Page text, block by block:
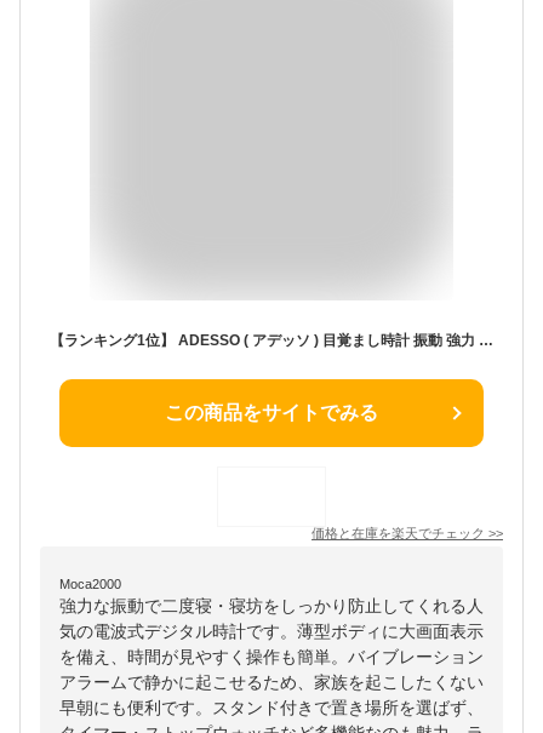
【ランキング1位】 ADESSO ( アデッソ ) 目覚まし時計 振動 強力 二度寝・寝坊防止 ブルブルクラッシュ 薄型 デジタル 大画面 電波時計 電波式 スタンド タイマー ストップウォッチ バイブレーション アラーム めざまし時計 割引
この商品をサイトでみる
価格と在庫を楽天でチェック >>
Moca2000
強力な振動で二度寝・寝坊をしっかり防止してくれる人
気の電波式デジタル時計です。薄型ボディに大画面表示
を備え、時間が見やすく操作も簡単。バイブレーション
アラームで静かに起こせるため、家族を起こしたくない
早朝にも便利です。スタンド付きで置き場所を選ばず、